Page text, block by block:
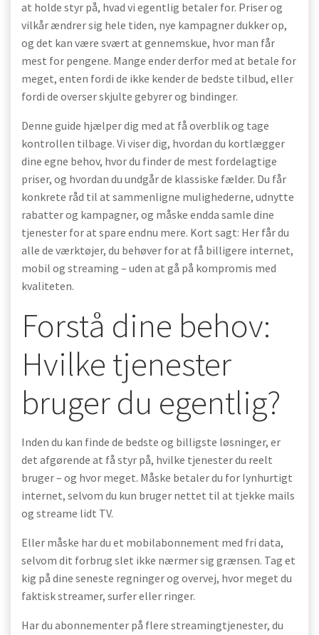
at holde styr på, hvad vi egentlig betaler for. Priser og
vilkår ændrer sig hele tiden, nye kampagner dukker op,
og det kan være svært at gennemskue, hvor man får
mest for pengene. Mange ender derfor med at betale for
meget, enten fordi de ikke kender de bedste tilbud, eller
fordi de overser skjulte gebyrer og bindinger.
Denne guide hjælper dig med at få overblik og tage
kontrollen tilbage. Vi viser dig, hvordan du kortlægger
dine egne behov, hvor du finder de mest fordelagtige
priser, og hvordan du undgår de klassiske fælder. Du får
konkrete råd til at sammenligne mulighederne, udnytte
rabatter og kampagner, og måske endda samle dine
tjenester for at spare endnu mere. Kort sagt: Her får du
alle de værktøjer, du behøver for at få billigere internet,
mobil og streaming – uden at gå på kompromis med
kvaliteten.
Forstå dine behov:
Hvilke tjenester
bruger du egentlig?
Inden du kan finde de bedste og billigste løsninger, er
det afgørende at få styr på, hvilke tjenester du reelt
bruger – og hvor meget. Måske betaler du for lynhurtigt
internet, selvom du kun bruger nettet til at tjekke mails
og streame lidt TV.
Eller måske har du et mobilabonnement med fri data,
selvom dit forbrug slet ikke nærmer sig grænsen. Tag et
kig på dine seneste regninger og overvej, hvor meget du
faktisk streamer, surfer eller ringer.
Har du abonnementer på flere streamingtjenester, du